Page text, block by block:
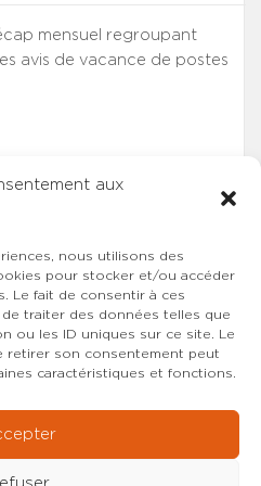
aux
nous utilisons des
pour stocker et/ou accéder
Le fait de consentir à ces
traiter des données telles que
ou les ID uniques sur ce site. Le
retirer son consentement peut
caractéristiques et fonctions.
Comment croire que
personnels, dont les
atteintes ? Face à ce
qui touche
associatifs, aucune
âgées et des
constitue en rien un plan
déjà votés dans la loi
sociale pour 2024. De
de 3 %, et même
dans cette instruction doit
Les sommes
mensuel regroupant
avis de vacance de postes
CFDT